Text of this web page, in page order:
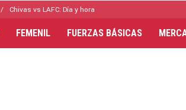
Chivas vs LAFC: Día y hora
FEMENIL FUERZAS BÁSICAS